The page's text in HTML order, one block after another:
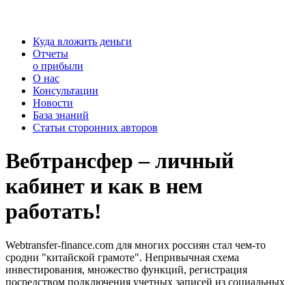
Куда вложить деньги
Отчеты
о прибыли
О нас
Консультации
Новости
База знаний
Статьи сторонних авторов
Вебтрансфер – личный
кабинет и как в нем
работать!
Webtransfer-finance.com для многих россиян стал чем-то
сродни "китайской грамоте". Непривычная схема
инвестирования, множество функций, регистрация
посредством подключения учетных записей из социальных